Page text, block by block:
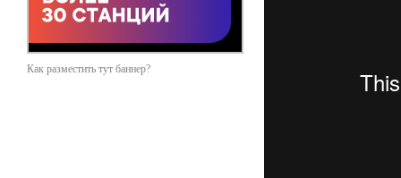
Как разместить тут баннер?
Достижения 2011- 2014
• Победители конкурса